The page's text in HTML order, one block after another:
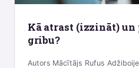
Kā atrast (izzināt)
gribu?
Autors Mācītājs Rufus Adžiboije